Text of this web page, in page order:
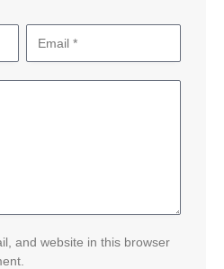
and website in this browser